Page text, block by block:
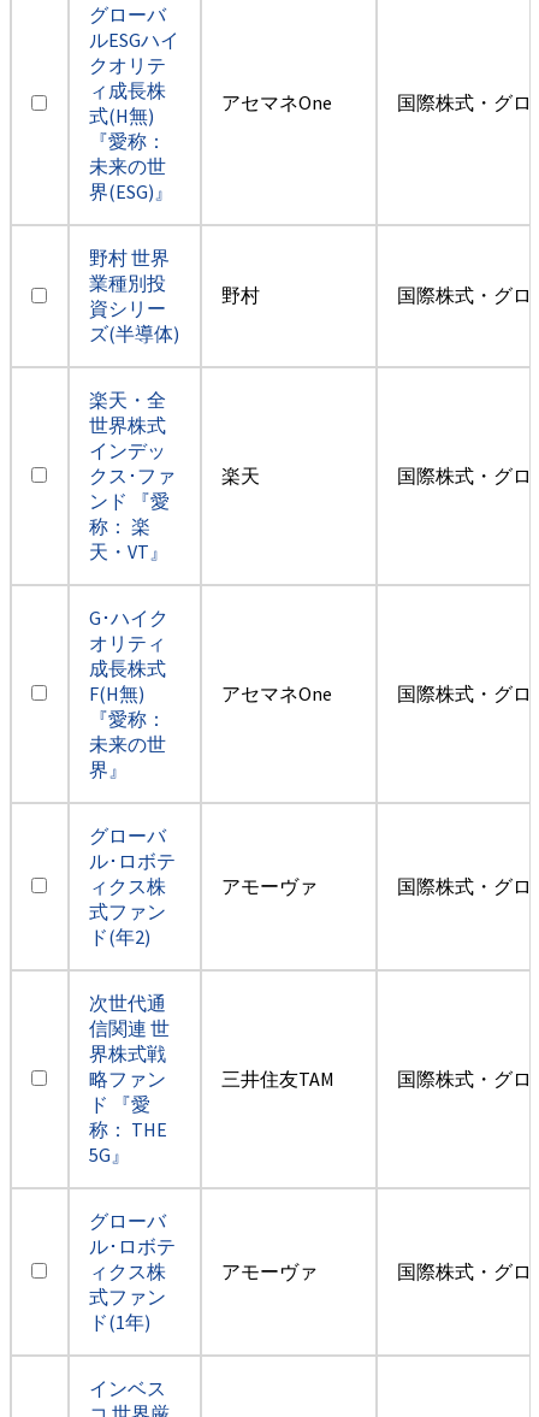
グローバ
ルESGハイ
クオリテ
ィ成長株
式(H無)
『愛称：
未来の世
界(ESG)』
アセマネOne 国際株式・グロ
野村 世界
業種別投
資シリー
ズ(半導体)
野村 国際株式・グロ
楽天・全
世界株式
インデッ
クス･ファ
ンド 『愛
称： 楽
天・VT』
楽天 国際株式・グロ
G･ハイク
オリティ
成長株式
F(H無)
『愛称：
未来の世
界』
アセマネOne 国際株式・グロ
グローバ
ル･ロボテ
ィクス株
式ファン
ド(年2)
アモーヴァ 国際株式・グロ
次世代通
信関連 世
界株式戦
略ファン
ド 『愛
称： THE
5G』
三井住友TAM 国際株式・グロ
グローバ
ル･ロボテ
ィクス株
式ファン
ド(1年)
アモーヴァ 国際株式・グロ
インベス